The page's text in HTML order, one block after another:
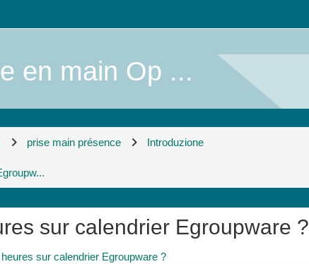
en main Op ...
prise main présence Introduzione
sur calendrier Egroupware ?
sur calendrier Egroupware ?